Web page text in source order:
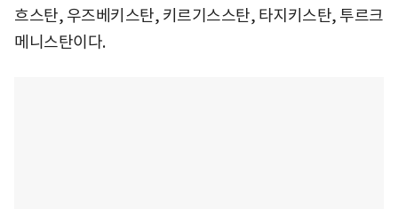
흐스탄, 우즈베키스탄, 키르기스스탄, 타지키스탄, 투르크
메니스탄이다.